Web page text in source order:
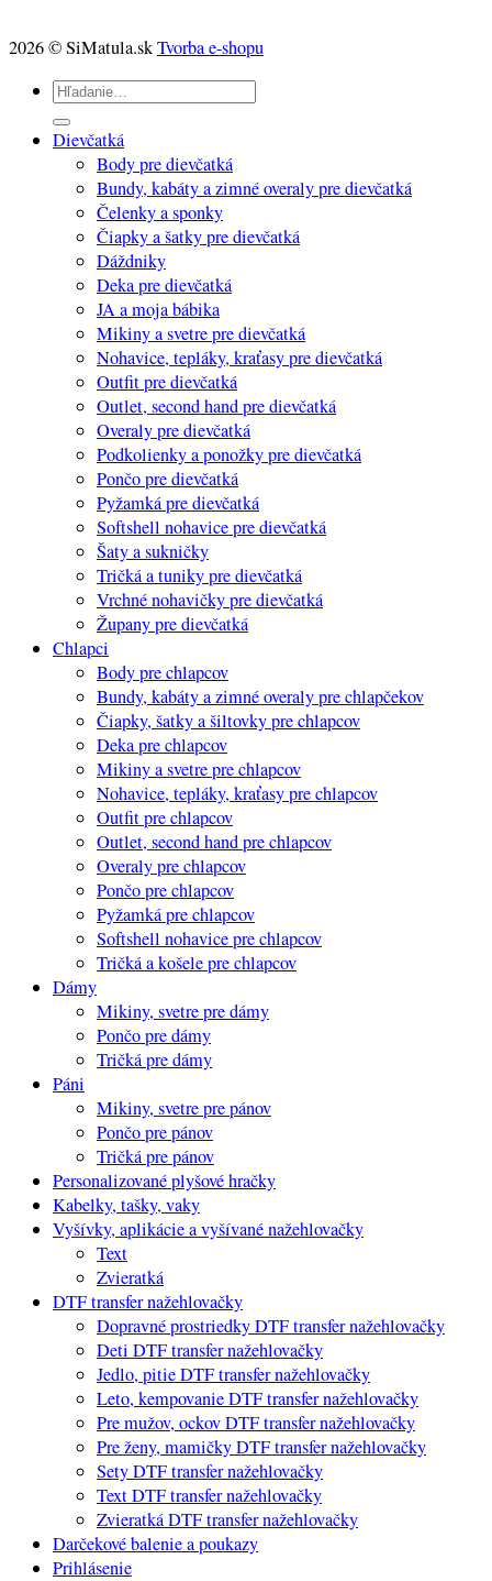
2026 © SiMatula.skTvorba e-shopu
Hľadať:
Dievčatká
Body pre dievčatká
Bundy, kabáty a zimné overaly pre dievčatká
Čelenky a sponky
Čiapky a šatky pre dievčatká
Dáždniky
Deka pre dievčatká
JA a moja bábika
Mikiny a svetre pre dievčatká
Nohavice, tepláky, kraťasy pre dievčatká
Outfit pre dievčatká
Outlet, second hand pre dievčatká
Overaly pre dievčatká
Podkolienky a ponožky pre dievčatká
Pončo pre dievčatká
Pyžamká pre dievčatká
Softshell nohavice pre dievčatká
Šaty a sukničky
Tričká a tuniky pre dievčatká
Vrchné nohavičky pre dievčatká
Župany pre dievčatká
Chlapci
Body pre chlapcov
Bundy, kabáty a zimné overaly pre chlapčekov
Čiapky, šatky a šiltovky pre chlapcov
Deka pre chlapcov
Mikiny a svetre pre chlapcov
Nohavice, tepláky, kraťasy pre chlapcov
Outfit pre chlapcov
Outlet, second hand pre chlapcov
Overaly pre chlapcov
Pončo pre chlapcov
Pyžamká pre chlapcov
Softshell nohavice pre chlapcov
Tričká a košele pre chlapcov
Dámy
Mikiny, svetre pre dámy
Pončo pre dámy
Tričká pre dámy
Páni
Mikiny, svetre pre pánov
Pončo pre pánov
Tričká pre pánov
Personalizované plyšové hračky
Kabelky, tašky, vaky
Vyšívky, aplikácie a vyšívané nažehlovačky
Text
Zvieratká
DTF transfer nažehlovačky
Dopravné prostriedky DTF transfer nažehlovačky
Deti DTF transfer nažehlovačky
Jedlo, pitie DTF transfer nažehlovačky
Leto, kempovanie DTF transfer nažehlovačky
Pre mužov, ockov DTF transfer nažehlovačky
Pre ženy, mamičky DTF transfer nažehlovačky
Sety DTF transfer nažehlovačky
Text DTF transfer nažehlovačky
Zvieratká DTF transfer nažehlovačky
Darčekové balenie a poukazy
Prihlásenie